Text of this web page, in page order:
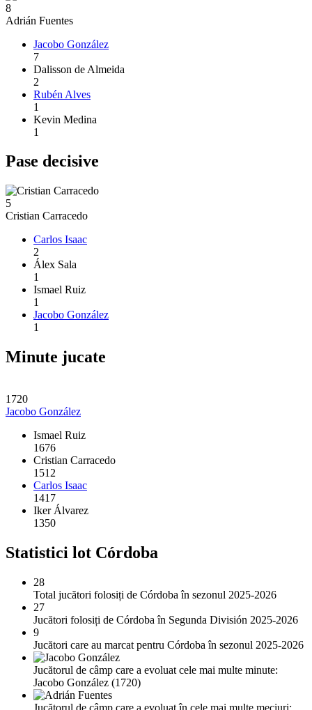
8
Adrián Fuentes
Jacobo González
7
Dalisson de Almeida
2
Rubén Alves
1
Kevin Medina
1
Pase decisive
5
Cristian Carracedo
Carlos Isaac
2
Álex Sala
1
Ismael Ruiz
1
Jacobo González
1
Minute jucate
1720
Jacobo González
Ismael Ruiz
1676
Cristian Carracedo
1512
Carlos Isaac
1417
Iker Álvarez
1350
Statistici lot Córdoba
28
Total jucători folosiți de Córdoba în sezonul 2025-2026
27
Jucători folosiți de Córdoba în Segunda División 2025-2026
9
Jucători care au marcat pentru Córdoba în sezonul 2025-2026
Jucătorul de câmp care a evoluat cele mai multe minute:
Jacobo González (1720)
Jucătorul de câmp care a evoluat în cele mai multe meciuri: